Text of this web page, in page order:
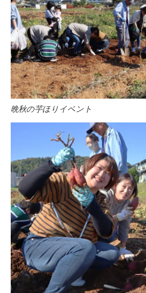
晩秋の芋ほりイベント